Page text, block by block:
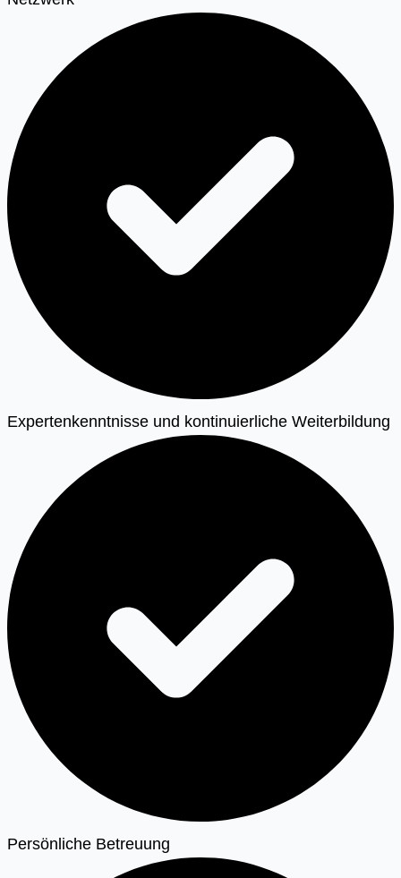
Expertenkenntnisse und kontinuierliche Weiterbildung
Persönliche Betreuung